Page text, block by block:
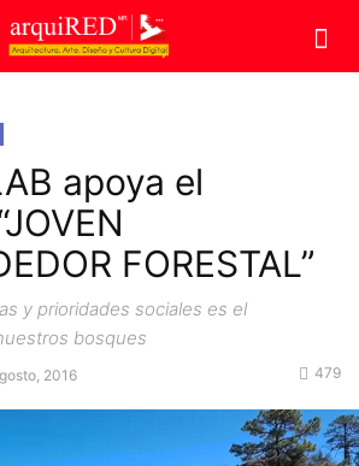
apoya el
FORESTAL”
y prioridades sociales es el
bosques
2016 479